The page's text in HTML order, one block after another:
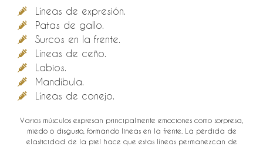
Líneas de expresión.
Patas de gallo.
Surcos en la frente.
Líneas de ceño.
Labios.
Mandíbula.
Líneas de conejo.
Varios músculos expresan principalmente emociones como sorpresa,
miedo o disgusto, formando líneas en la frente. La pérdida de
elasticidad de la piel hace que estas líneas permanezcan de